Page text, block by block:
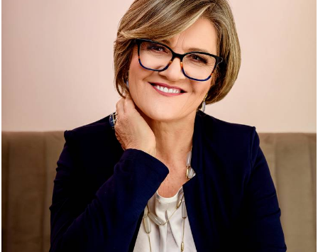
573 0